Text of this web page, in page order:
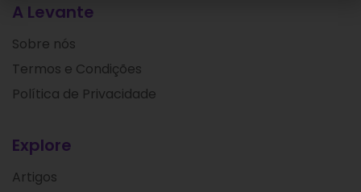
A Levante
Sobre nós
Termos e Condições
Política de Privacidade
Explore
Artigos